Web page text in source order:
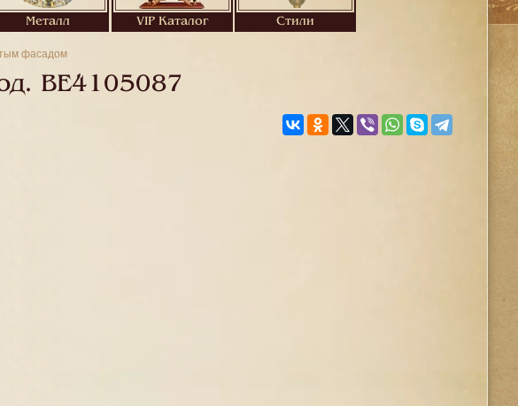
Металл VIP Каталог Стили
фасадом
BE4105087